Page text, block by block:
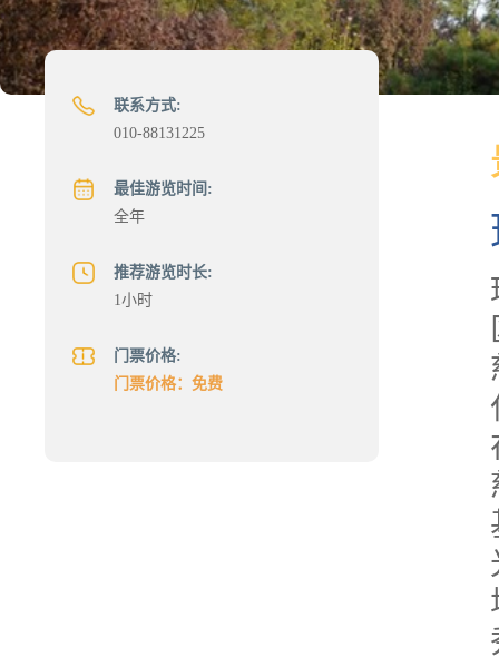
联系方式:
010-88131225
最佳游览时间:
全年
推荐游览时长:
1小时
门票价格:
门票价格：免费